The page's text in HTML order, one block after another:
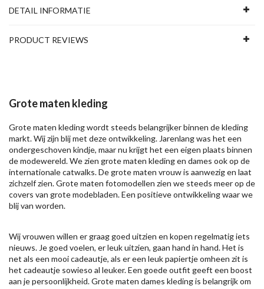
DETAIL INFORMATIE
PRODUCT REVIEWS
Grote maten kleding
Grote maten kleding wordt steeds belangrijker binnen de kleding
markt. Wij zijn blij met deze ontwikkeling. Jarenlang was het een
ondergeschoven kindje, maar nu krijgt het een eigen plaats binnen
de modewereld. We zien grote maten kleding en dames ook op de
internationale catwalks. De grote maten vrouw is aanwezig en laat
zichzelf zien. Grote maten fotomodellen zien we steeds meer op de
covers van grote modebladen. Een positieve ontwikkeling waar we
blij van worden.
Wij vrouwen willen er graag goed uitzien en kopen regelmatig iets
nieuws. Je goed voelen, er leuk uitzien, gaan hand in hand. Het is
net als een mooi cadeautje, als er een leuk papiertje omheen zit is
het cadeautje sowieso al leuker. Een goede outfit geeft een boost
aan je persoonlijkheid. Grote maten dames kleding is belangrijk om